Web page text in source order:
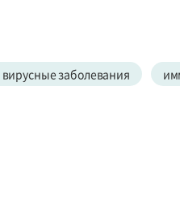
заболевания